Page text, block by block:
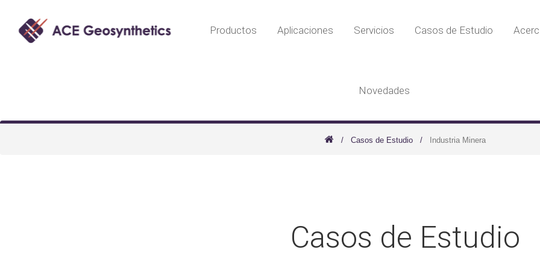
Productos Aplicaciones Servicios Casos de Estudio
Novedades
Casos de Estudio Industria Minera
Casos de Estudio